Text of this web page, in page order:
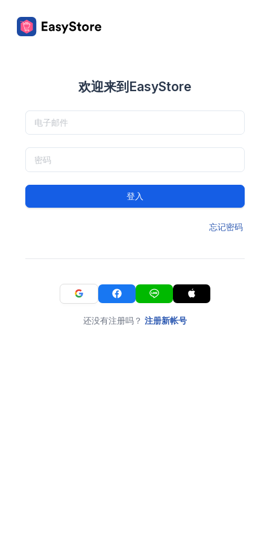
欢迎来到EasyStore
登入
忘记密码
还没有注册吗？ 注册新帐号